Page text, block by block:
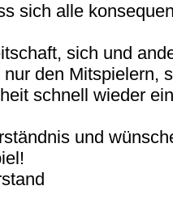
sich alle
sich und
den Mitspielern,
schnell wieder
und